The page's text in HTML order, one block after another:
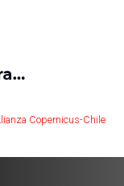
Copernicus-Chile